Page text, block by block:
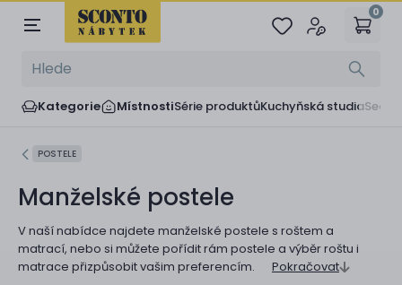
0
Kategorie MístnostiSérie produktůKuchyňská studia
POSTELE
Manželské postele
V naší nabídce najdete manželské postele s roštem a
matrací, nebo si můžete pořídit rám postele a výběr roštu i
matrace přizpůsobit vašim preferencím.
Pokračovat